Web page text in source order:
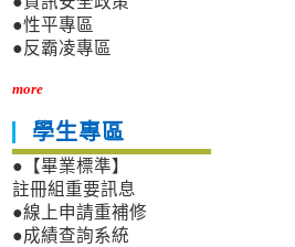
●性平專區
●反霸凌專區
more
學生專區
●【畢業標準】
註冊組重要訊息
●線上申請重補修
●成績查詢系統